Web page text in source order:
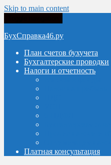
Skip to main content
БухСправка46.ру
План счетов бухучета
Бухгалтерские проводки
Налоги и отчетность
Платная консультация